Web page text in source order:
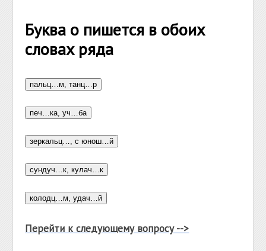
Буква о пишется в обоих
словах ряда
Перейти к следующему вопросу -->